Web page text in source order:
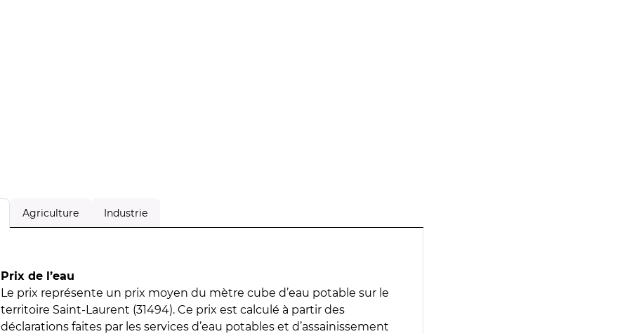
Agriculture Industrie
Prix de l’eau
Le prix représente un prix moyen du mètre cube d’eau potable sur le
territoire Saint-Laurent (31494). Ce prix est calculé à partir des
déclarations faites par les services d’eau potables et d’assainissement